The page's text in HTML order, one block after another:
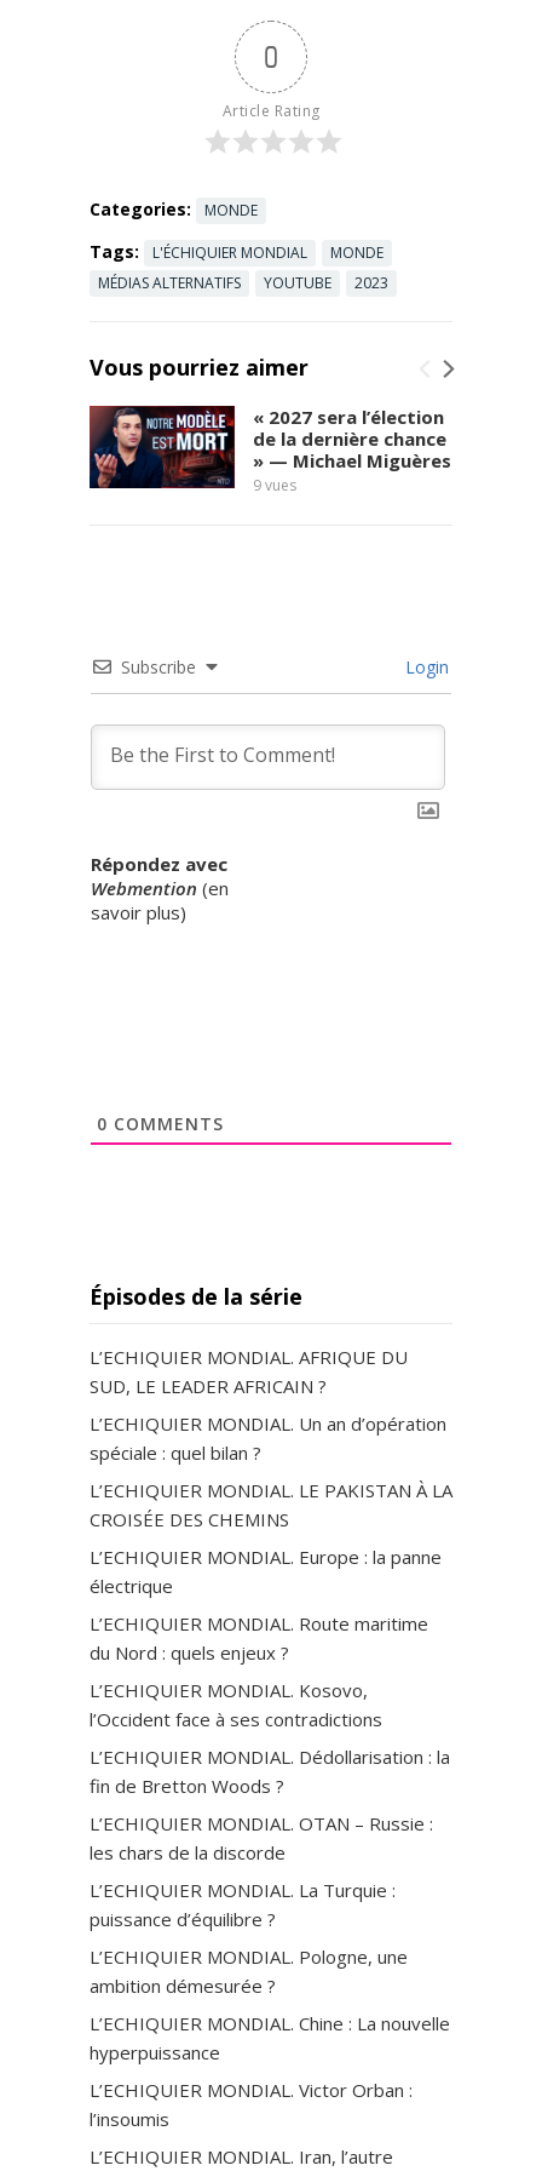
0
Article Rating
Categories: MONDE
Tags: L'ÉCHIQUIER MONDIAL
MONDE
MÉDIAS ALTERNATIFS
YOUTUBE 2023
Vous pourriez aimer
« 2027 sera l’élection
de la dernière chance
» — Michael Miguères
9vues
Subscribe Login
Répondez avec
Webmention (en
savoir plus)
0 COMMENTS
Épisodes de la série
L’ECHIQUIER MONDIAL. AFRIQUE DU
SUD, LE LEADER AFRICAIN ?
L’ECHIQUIER MONDIAL. Un an d’opération
spéciale : quel bilan ?
L’ECHIQUIER MONDIAL. LE PAKISTAN À LA
CROISÉE DES CHEMINS
L’ECHIQUIER MONDIAL. Europe : la panne
électrique
L’ECHIQUIER MONDIAL. Route maritime
du Nord : quels enjeux ?
L’ECHIQUIER MONDIAL. Kosovo,
l’Occident face à ses contradictions
L’ECHIQUIER MONDIAL. Dédollarisation : la
fin de Bretton Woods ?
L’ECHIQUIER MONDIAL. OTAN – Russie :
les chars de la discorde
L’ECHIQUIER MONDIAL. La Turquie :
puissance d’équilibre ?
L’ECHIQUIER MONDIAL. Pologne, une
ambition démesurée ?
L’ECHIQUIER MONDIAL. Chine : La nouvelle
hyperpuissance
L’ECHIQUIER MONDIAL. Victor Orban :
l’insoumis
L’ECHIQUIER MONDIAL. Iran, l’autre